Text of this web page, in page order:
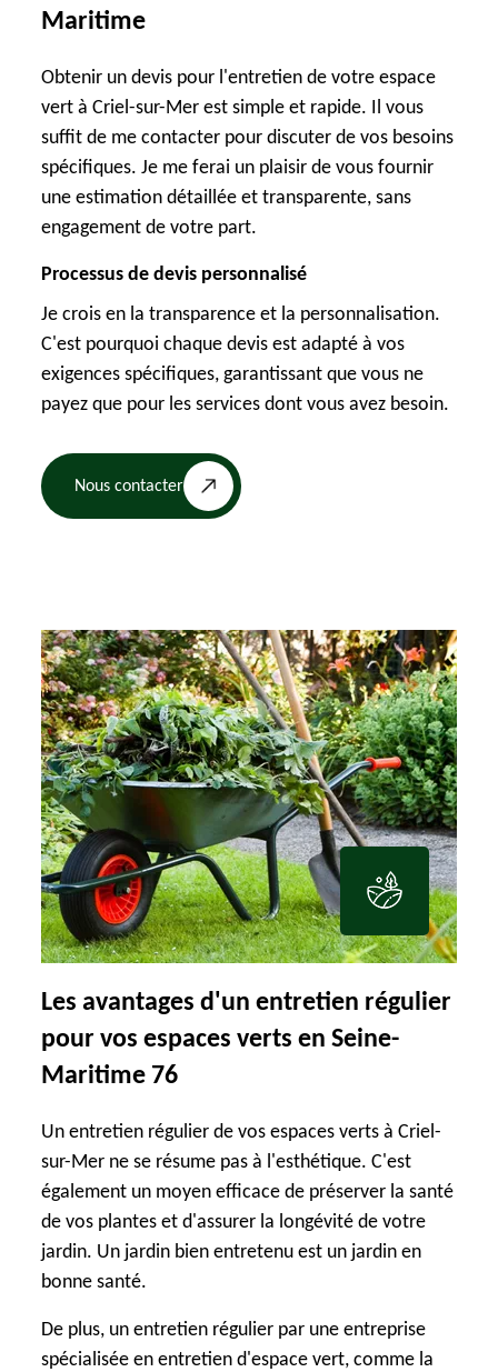
Maritime
Obtenir un devis pour l'entretien de votre espace
vert à Criel-sur-Mer est simple et rapide. Il vous
suffit de me contacter pour discuter de vos besoins
spécifiques. Je me ferai un plaisir de vous fournir
une estimation détaillée et transparente, sans
engagement de votre part.
Processus de devis personnalisé
Je crois en la transparence et la personnalisation.
C'est pourquoi chaque devis est adapté à vos
exigences spécifiques, garantissant que vous ne
payez que pour les services dont vous avez besoin.
Nous contacter
Les avantages d'un entretien régulier
pour vos espaces verts en Seine-
Maritime 76
Un entretien régulier de vos espaces verts à Criel-
sur-Mer ne se résume pas à l'esthétique. C'est
également un moyen efficace de préserver la santé
de vos plantes et d'assurer la longévité de votre
jardin. Un jardin bien entretenu est un jardin en
bonne santé.
De plus, un entretien régulier par une entreprise
spécialisée en entretien d'espace vert, comme la